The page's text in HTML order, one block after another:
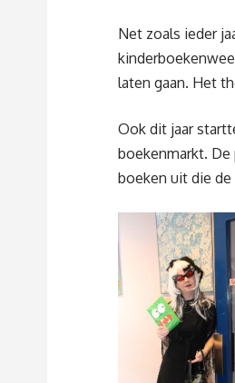
Net zoals ieder
laten gaan. Het
Ook dit jaar
boekenmarkt.
boeken uit die de